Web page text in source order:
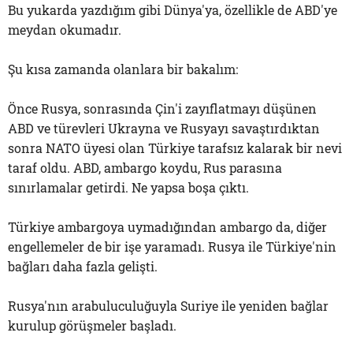
Bu yukarda yazdığım gibi Dünya'ya, özellikle de ABD'ye
meydan okumadır.
Şu kısa zamanda olanlara bir bakalım:
Önce Rusya, sonrasında Çin'i zayıflatmayı düşünen
ABD ve türevleri Ukrayna ve Rusyayı savaştırdıktan
sonra NATO üyesi olan Türkiye tarafsız kalarak bir nevi
taraf oldu. ABD, ambargo koydu, Rus parasına
sınırlamalar getirdi. Ne yapsa boşa çıktı.
Türkiye ambargoya uymadığından ambargo da, diğer
engellemeler de bir işe yaramadı. Rusya ile Türkiye'nin
bağları daha fazla gelişti.
Rusya'nın arabuluculuğuyla Suriye ile yeniden bağlar
kurulup görüşmeler başladı.